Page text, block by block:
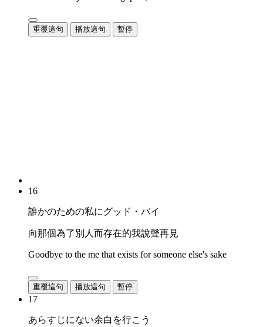
重覆這句 播放這句 暫停
16
誰かのための私にグッド・バイ
向那個為了別人而存在的我說聲再見
Goodbye to the me that exists for someone else's sake
重覆這句 播放這句 暫停
17
あらすじにない余白を行こう